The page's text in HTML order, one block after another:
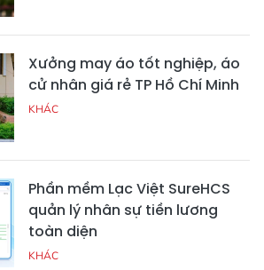
Xưởng may áo tốt nghiệp, áo
cử nhân giá rẻ TP Hồ Chí Minh
KHÁC
Phần mềm Lạc Việt SureHCS
quản lý nhân sự tiền lương
toàn diện
KHÁC